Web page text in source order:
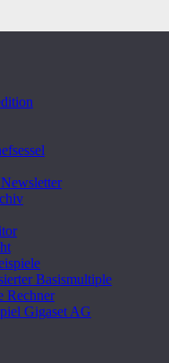
Basismultiple
Rechner
Gigaset AG